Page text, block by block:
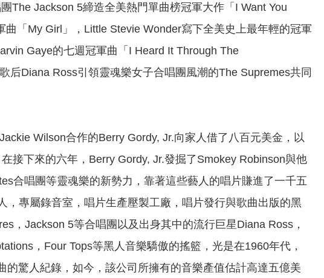
The Jackson 5締造全美熱門單曲榜冠軍大作「I Want You
「My Girl」，Little Stevie Wonder寫下全美史上最年輕的冠軍
Gaye的七週冠軍曲「I Heard It Through The
后Diana Ross引領靈魂樂女子合唱團風潮的The Supremes共同
Wilson合作的Berry Gordy, Jr.向家人借了八百元美金，以
接下來的六年，Berry Gordy, Jr.發掘了Smokey Robinson與他
合唱團等靈魂樂的新勢力，靠著這些藝人的唱片賺進了一千五
專屬錄音室，唱片生產壓製工廠，唱片發行與歌曲出版的黑
，Jackson 5等合唱團以及出身其中的流行巨星Diana Ross，
，Four Tops等黑人音樂驕傲的搖籃，光是在1960年代，
驚人紀錄，如今，該公司所擁有的音樂產值估計高達五億美